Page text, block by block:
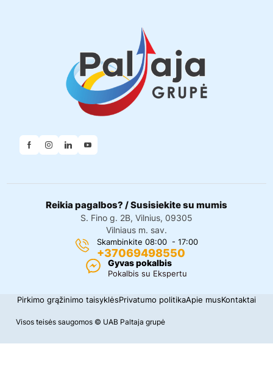
Reikia pagalbos? / Susisiekite su mumis
S. Fino g. 2B, Vilnius, 09305
Vilniaus m. sav.
Skambinkite 08:00 - 17:00
+37069498550
Gyvas pokalbis
Pokalbis su Ekspertu
Visos teisės saugomos © UAB Paltaja grupė
Pirkimo grąžinimo taisyklėsPrivatumo politikaApie musKontaktai